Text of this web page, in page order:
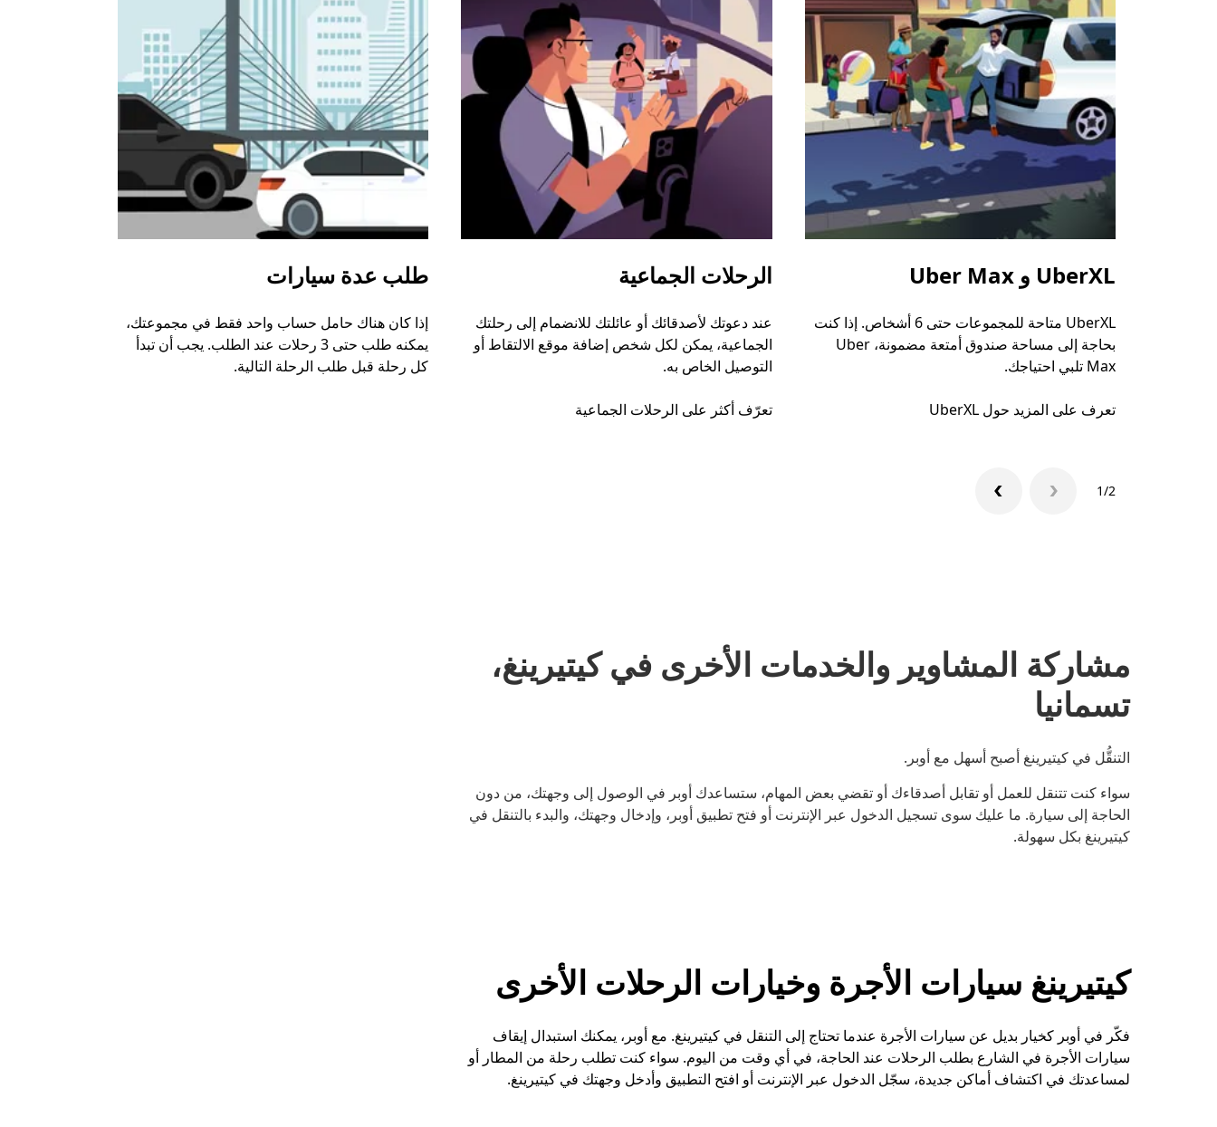
UberXL و Uber Max
UberXL متاحة للمجموعات حتى 6 أشخاص. إذا كنت
بحاجة إلى مساحة صندوق أمتعة مضمونة، Uber
Max تلبي احتياجك.
تعرف على المزيد حول UberXL
الرحلات الجماعية
عند دعوتك لأصدقائك أو عائلتك للانضمام إلى رحلتك
الجماعية، يمكن لكل شخص إضافة موقع الالتقاط أو
التوصيل الخاص به.
تعرّف أكثر على الرحلات الجماعية
طلب عدة سيارات
إذا كان هناك حامل حساب واحد فقط في مجموعتك،
يمكنه طلب حتى 3 رحلات عند الطلب. يجب أن تبدأ
كل رحلة قبل طلب الرحلة التالية.
1/2
مشاركة المشاوير والخدمات الأخرى في كيتيرينغ،
تسمانيا
التنقُّل في كيتيرينغ أصبح أسهل مع أوبر.
سواء كنت تتنقل للعمل أو تقابل أصدقاءك أو تقضي بعض المهام، ستساعدك أوبر في الوصول إلى وجهتك، من دون
الحاجة إلى سيارة. ما عليك سوى تسجيل الدخول عبر الإنترنت أو فتح تطبيق أوبر، وإدخال وجهتك، والبدء بالتنقل في
كيتيرينغ بكل سهولة.
كيتيرينغ سيارات الأجرة وخيارات الرحلات الأخرى
فكّر في أوبر كخيار بديل عن سيارات الأجرة عندما تحتاج إلى التنقل في كيتيرينغ. مع أوبر، يمكنك استبدال إيقاف
سيارات الأجرة في الشارع بطلب الرحلات عند الحاجة، في أي وقت من اليوم. سواء كنت تطلب رحلة من المطار أو
لمساعدتك في اكتشاف أماكن جديدة، سجّل الدخول عبر الإنترنت أو افتح التطبيق وأدخل وجهتك في كيتيرينغ.